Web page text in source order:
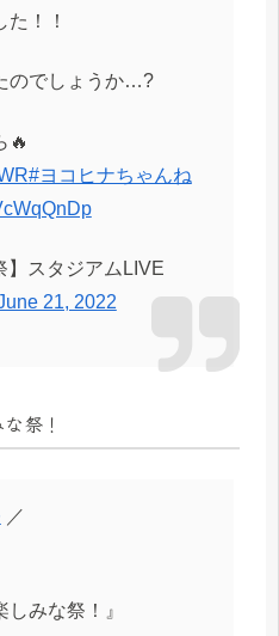
！！
のでしょうか…?
🔥
#ヨコヒナちゃんね
スタジアムLIVE
21, 2022
祭！
／
しみな祭！』